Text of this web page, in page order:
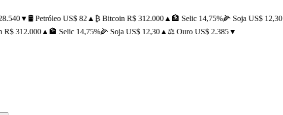
▼🛢️ Petróleo US$ 82▲ ₿ Bitcoin R$ 312.000▲🏦 Selic 14,75%🌽 Soja US$ 12,30▲
312.000▲🏦 Selic 14,75%🌽 Soja US$ 12,30▲⚖️ Ouro US$ 2.385▼